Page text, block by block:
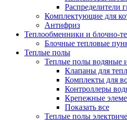
Распределители
Комплектующие для
Антифриз
Теплообменники и блочно-
Блочные тепловые
Теплые полы
Теплые полы водяные
Клапаны для
Комплекты для
Контроллеры
Крепежные
Показать все
Теплые полы